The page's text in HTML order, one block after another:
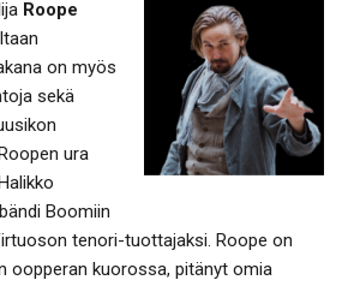
Roope
on myös
sekä
ura
Boomiin
tenori-tuottajaksi. Roope on
oopperan kuorossa, pitänyt omia